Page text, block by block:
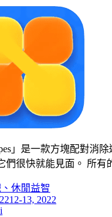
」是一款方塊配對
們很快就能見面。 所
休閒益智
12-13, 2022